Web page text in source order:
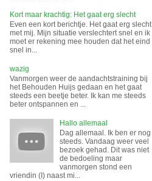
Kort maar krachtig: Het gaat erg slecht
Even een kort berichtje. Het gaat erg slecht
met mij. Mijn situatie verslechtert snel en ik
moet er rekening mee houden dat het eind
snel in...
wazig
Vanmorgen weer de aandachtstraining bij
het Behouden Huijs gedaan en het gaat
steeds een beetje beter. Ik kan me steeds
beter ontspannen en ...
Hallo allemaal
Dag allemaal. Ik ben er nog
steeds. Vandaag weer veel
bezoek gehad. Dit was niet
de bedoeling maar
vanmorgen stond een
vriendin (I) naast mi...